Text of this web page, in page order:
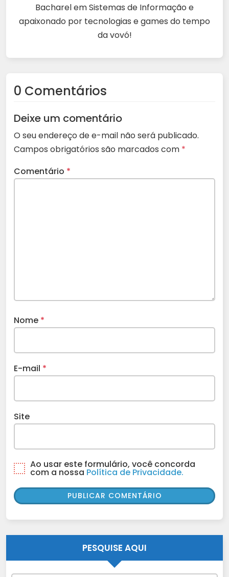
Bacharel em Sistemas de Informação e
apaixonado por tecnologias e games do tempo
da vovó!
0 Comentários
Deixe um comentário
O seu endereço de e-mail não será publicado.
Campos obrigatórios são marcados com *
Comentário *
Nome *
E-mail *
Site
Ao usar este formulário, você concorda
com a nossa Política de Privacidade.
PESQUISE AQUI